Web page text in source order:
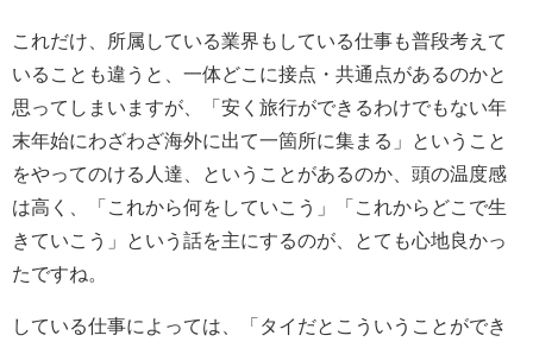
これだけ、所属している業界もしている仕事も普段考えて
いることも違うと、一体どこに接点・共通点があるのかと
思ってしまいますが、「安く旅行ができるわけでもない年
末年始にわざわざ海外に出て一箇所に集まる」ということ
をやってのける人達、ということがあるのか、頭の温度感
は高く、「これから何をしていこう」「これからどこで生
きていこう」という話を主にするのが、とても心地良かっ
たですね。
している仕事によっては、「タイだとこういうことができ